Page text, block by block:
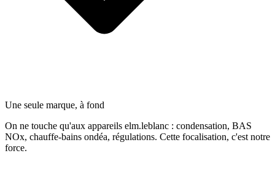
Une seule marque, à fond
On ne touche qu'aux appareils elm.leblanc : condensation, BAS
NOx, chauffe-bains ondéa, régulations. Cette focalisation, c'est notre
force.